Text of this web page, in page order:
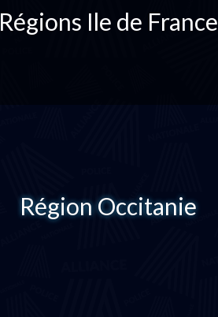
Régions Ile de France
Région Occitanie